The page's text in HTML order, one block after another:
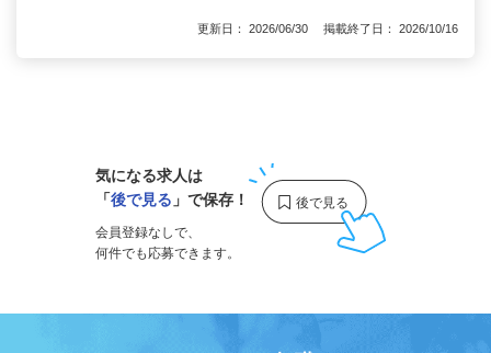
更新日： 2026/06/30 掲載終了日： 2026/10/16
気になる求人は
「後で見る 」で保存！
会員登録なしで、
何件でも応募できます。